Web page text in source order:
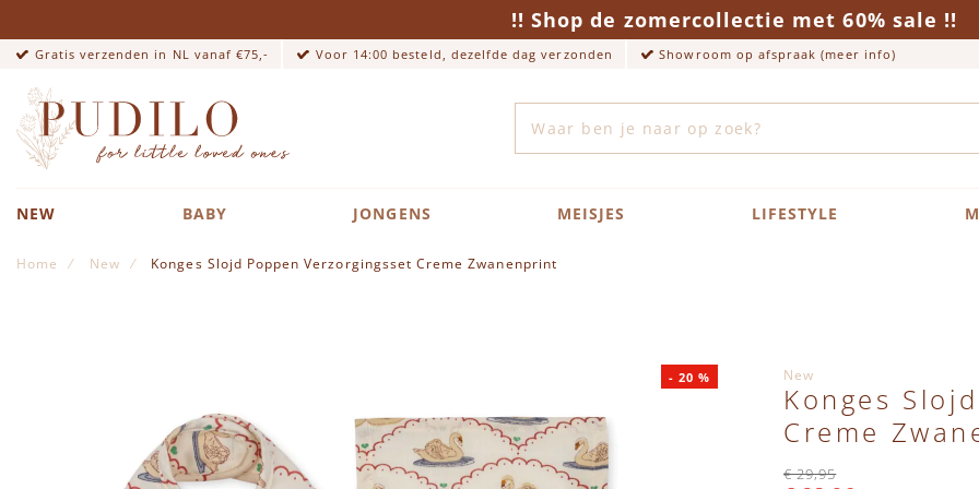
!! Shop de zomercollectie met 60% sale !!
Gratis verzenden in NL vanaf €75,- Voor 14:00 besteld, dezelfde dag verzonden Showroom op afspraak (meer info)
NEW BABY JONGENS MEISJES LIFESTYLE
Home New Konges Slojd Poppen Verzorgingsset Creme Zwanenprint
- 20 % New
Konges
Creme
€ 29,95